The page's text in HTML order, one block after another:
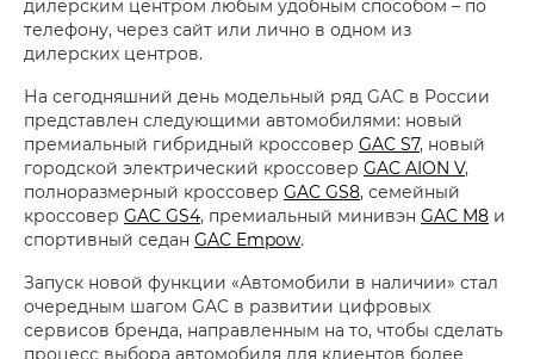
дилерским центром любым удобным способом – по
телефону, через сайт или лично в одном из
дилерских центров.
На сегодняшний день модельный ряд GAC в России
представлен следующими автомобилями: новый
премиальный гибридный кроссовер GAC S7, новый
городской электрический кроссовер GAC AION V,
полноразмерный кроссовер GAC GS8, семейный
кроссовер GAC GS4, премиальный минивэн GAC M8 и
спортивный седан GAC Empow.
Запуск новой функции «Автомобили в наличии» стал
очередным шагом GAC в развитии цифровых
сервисов бренда, направленным на то, чтобы сделать
процесс выбора автомобиля для клиентов более